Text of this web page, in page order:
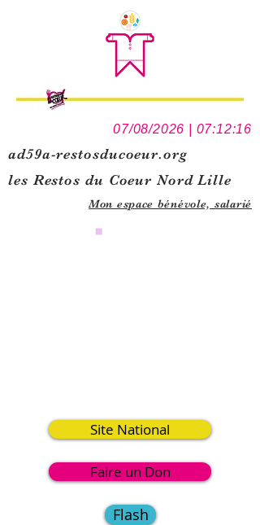
07/08/2026 | 07:12:16
ad59a-restosducoeur.org
les Restos du Coeur Nord Lille
Mon espace bénévole, salarié
Site National
Faire un Don
Flash